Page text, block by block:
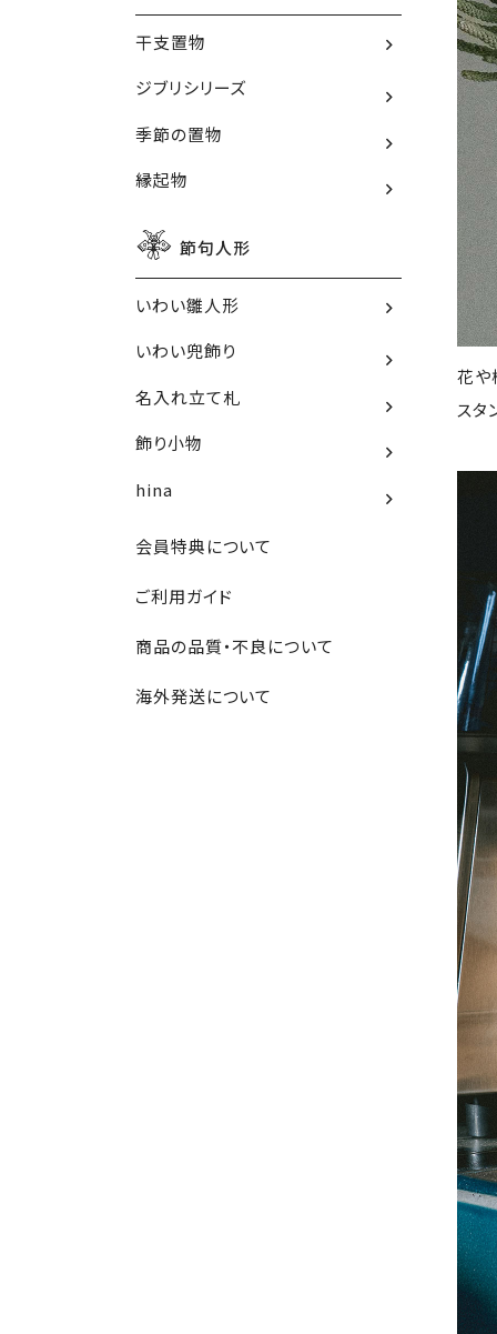
干支置物
ジブリシリーズ
季節の置物
縁起物
節句人形
いわい雛人形
いわい兜飾り
名入れ立て札
飾り小物
hina
会員特典について
ご利用ガイド
商品の品質・不良について
海外発送について
花や
スタ